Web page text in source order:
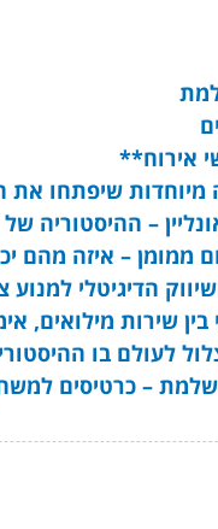
מיוחדות שיפתחו את
– ההיסטוריה
ממומן – איזה
הדיגיטלי למנוע
שירות מילואים,
לעולם בו
– כרטיסים